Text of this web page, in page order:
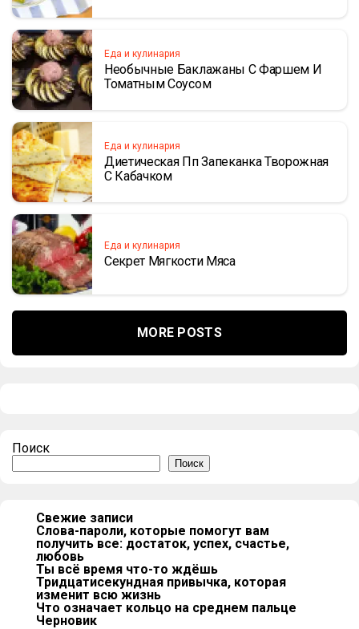
Еда и кулинария
Необычные Баклажаны С Фаршем И
Томатным Соусом
Еда и кулинария
Диетическая Пп Запеканка Творожная
С Кабачком
Еда и кулинария
Секрет Мягкости Мяса
MORE POSTS
Поиск
Поиск
Свежие записи
Слова-пароли, которые помогут вам
получить все: достаток, успех, счастье,
любовь
Ты всё время что-то ждёшь
Тридцатисекундная привычка, которая
изменит всю жизнь
Что означает кольцо на среднем пальце
Черновик